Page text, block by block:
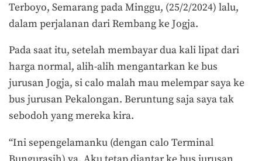
Terboyo, Semarang pada Minggu, (25/2/2024) lalu,
dalam perjalanan dari Rembang ke Jogja.
Pada saat itu, setelah membayar dua kali lipat dari
harga normal, alih-alih mengantarkan ke bus
jurusan Jogja, si calo malah mau melempar saya ke
bus jurusan Pekalongan. Beruntung saja saya tak
sebodoh yang mereka kira.
“Ini sepengelamanku (dengan calo Terminal